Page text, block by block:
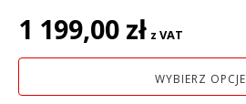
1 199,00 zł z VAT
WYBIERZ OPCJE